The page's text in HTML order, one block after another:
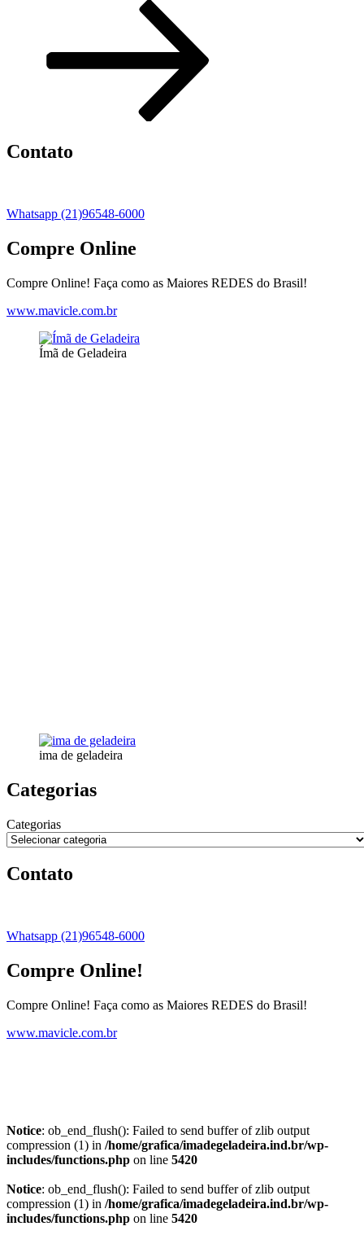
Contato
Whatsapp (21)96548-6000
Compre Online
Compre Online! Faça como as Maiores REDES do Brasil!
www.mavicle.com.br
Ímã de Geladeira
ima de geladeira
Categorias
Categorias
Contato
Whatsapp (21)96548-6000
Compre Online!
Compre Online! Faça como as Maiores REDES do Brasil!
www.mavicle.com.br
Notice: ob_end_flush(): Failed to send buffer of zlib output
compression (1) in /home/grafica/imadegeladeira.ind.br/wp-
includes/functions.php on line 5420
Notice: ob_end_flush(): Failed to send buffer of zlib output
compression (1) in /home/grafica/imadegeladeira.ind.br/wp-
includes/functions.php on line 5420